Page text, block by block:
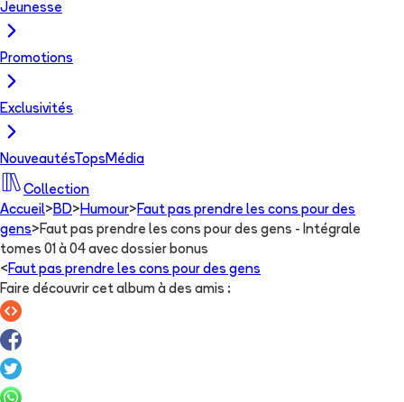
Jeunesse
Promotions
Exclusivités
NouveautésTops Média
Collection
Accueil> BD> Humour> Faut pas prendre les cons pour des
gens> Faut pas prendre les cons pour des gens - Intégrale
tomes 01 à 04 avec dossier bonus
< Faut pas prendre les cons pour des gens
Faire découvrir cet album à des amis :